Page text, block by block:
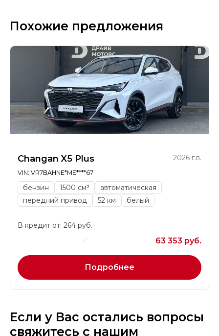
Похожие предложения
Changan X5 Plus 2026 г.в.
VIN: VR7BAHNE*ME****67
бензин 1500 см³
автоматическая
передний привод
52 км белый
В кредит от: 264 руб.
63 353 руб.
Подробнее
Если у Вас остались вопросы
свяжитесь с нашим